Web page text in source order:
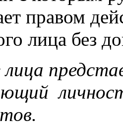
правом
лица без
лица